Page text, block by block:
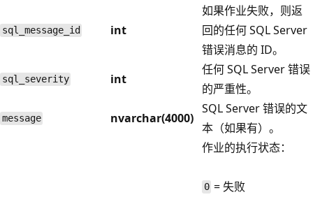
sql_message_id int
如果作业失败，则返
回的任何 SQL Server
错误消息的 ID。
sql_severity int
任何 SQL Server 错误
的严重性。
message nvarchar(4000)
SQL Server 错误的文
本（如果有）。
作业的执行状态：
0 = 失败